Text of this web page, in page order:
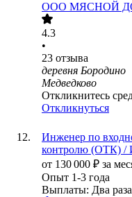
ООО МЯСНОЙ
4.3
•
23 отзыва
деревня Бородино
Медведково
Откликнитесь
Откликнуться
Инженер по
контролю (ОТК) /
от 130 000 ₽ за
Опыт 1-3 года
Выплаты: Два